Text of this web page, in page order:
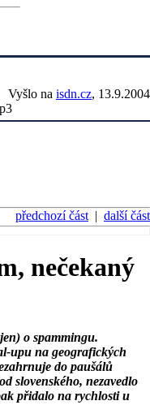
Vyšlo na isdn.cz, 13.9.2004
předchozí část | další část
nečekaný
o spammingu.
upu na geografických
do paušálů
slovenského, nezavedlo
přidalo na rychlosti u